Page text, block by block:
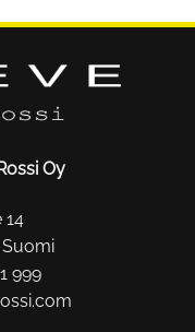
Oy
14
999